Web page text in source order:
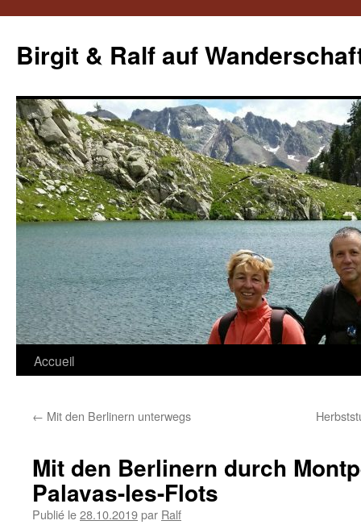
contenu
Birgit & Ralf auf
Accueil
← Mit den Berlinern unterwegs
Mit den Berlinern durch
Palavas-les-Flots
Publié le28.10.2019par Ralf